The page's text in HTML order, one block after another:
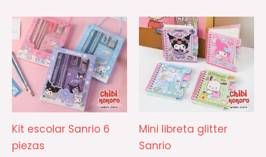
Kit escolar Sanrio 6
piezas
Este
producto
tiene
múltiples
variantes.
opciones
Mini libreta glitter
Sanrio